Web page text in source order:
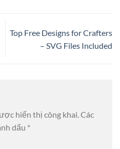
Top Free Designs for Crafters
– SVG Files Included
hiển thị công khai.Các
dấu *